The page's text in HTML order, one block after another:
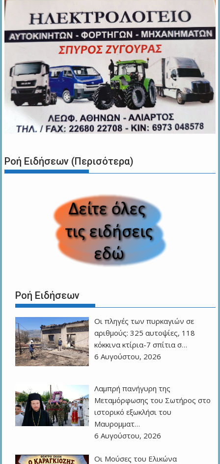
Ροή Ειδήσεων (Περισότερα)
Ροή Ειδήσεων
Οι πληγές των πυρκαγιών σε
αριθμούς: 325 αυτοψίες, 118
κόκκινα κτίρια-7 σπίτια σ…
6 Αυγούστου, 2026
Λαμπρή πανήγυρη της
Μεταμόρφωσης του Σωτήρος στο
ιστορικό εξωκλήσι του
Μαυρομματ…
6 Αυγούστου, 2026
Οι Μούσες του Ελικώνα